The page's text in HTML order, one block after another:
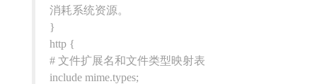
消耗系统资源。
}
http {
# 文件扩展名和文件类型映射表
include mime.types;